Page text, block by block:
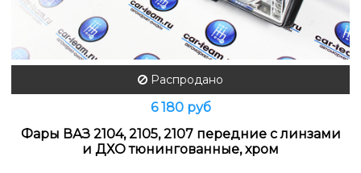
Распродано
6 180 руб
Фары ВАЗ 2104, 2105, 2107 передние с линзами
и ДХО тюнингованные, хром